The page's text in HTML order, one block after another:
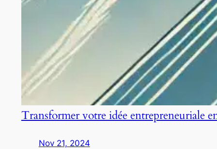
Transformer votre idée entrepreneuriale
Nov 21, 2024